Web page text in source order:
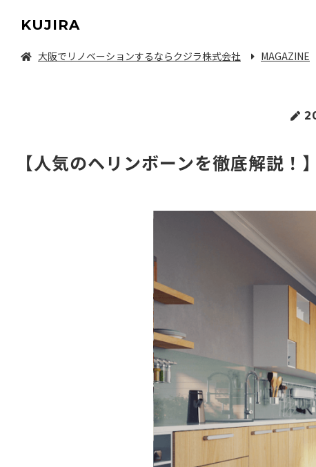
KUJIRA
大阪でリノベーションするならクジラ株式会社 MAGAZINE
【人気のヘリンボーンを徹底解説